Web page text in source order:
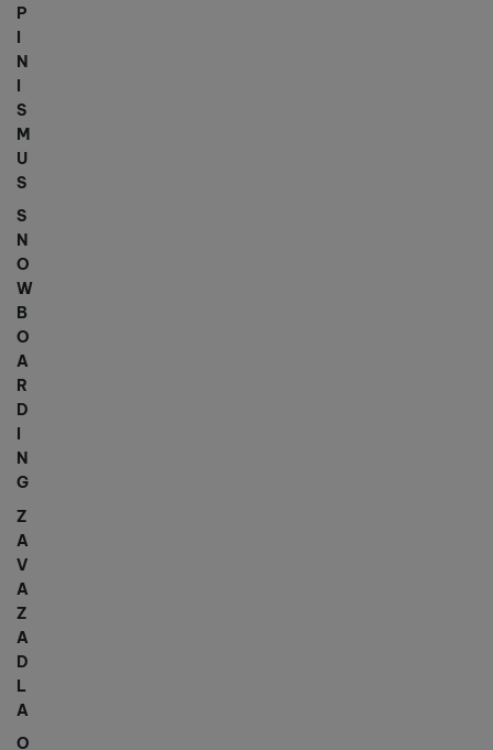
P
I
N
I
S
M
U
S
S
N
O
W
B
O
A
R
D
N
G
Z
A
V
A
Z
A
D
L
A
O